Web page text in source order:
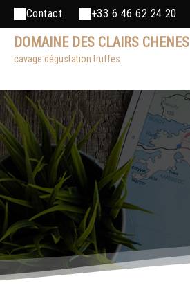
Contact +33 6 46 62 24 20
DOMAINE DES CLAIRS CHENES
cavage dégustation truffes